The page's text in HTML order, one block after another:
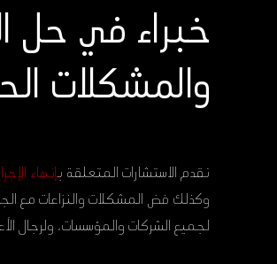
خبراء في حل
والمشكلات
نقدم الاستشارات المتعلقة بإنهاء
وكذلك فض المشكلات والنزاعات مع
لجميع الشركات والمؤسسات، ولرجال